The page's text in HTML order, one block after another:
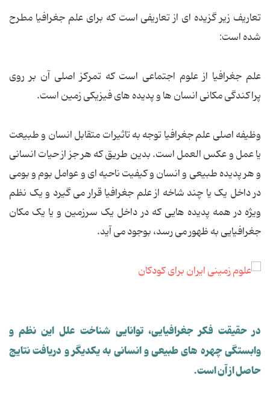
تعاریف زیر گزیده ای از تعاریفی است که برای علم جغرافیا مطرح
شده است:
علم جغرافیا از علوم اجتماعی است که تمرکز اصلی آن بر روی
پراکندگی مکانی انسان ها و پدیده های فیزیکی زمین است.
وظیفه اصلی علم جغرافیا توجه به تاثیرات متقابل انسان و طبیعت
یا عمل و عکس العمل است. بدین طریق که هر جز از حیات انسانی
و هر پدیده طبیعی و انسان و کیفیت ناحیه ای و عوامل بوم و بومی
در داخل یک یا چند شاخه از علم جغرافیا قرار می گیرد و یک نظم
ویژه در همه پدیده هایی که در داخل یک سرزمین و یا یک مکان
جغرافیایی به ظهور می رسد، بوجود می آید.
در حقیقت فکر جغرافیایی، توانایی شناخت علل این نظم و
وابستگی چهره های طبیعی و انسانی به یکدیگر و دریافت نتایج
حاصل از آن است.